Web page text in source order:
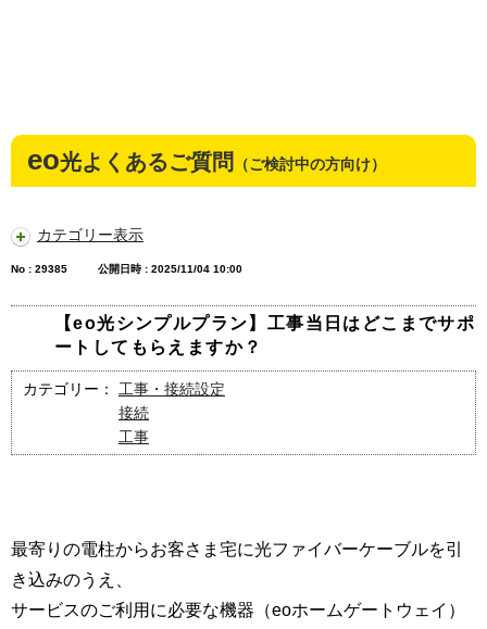
eo光よくあるご質問 （ご検討中の方向け）
カテゴリー表示
No : 29385 公開日時 : 2025/11/04 10:00
【eo光シンプルプラン】工事当日はどこまでサポ
ートしてもらえますか？
カテゴリー：
工事・接続設定
接続
工事
最寄りの電柱からお客さま宅に光ファイバーケーブルを引
き込みのうえ、
サービスのご利用に必要な機器（eoホームゲートウェイ）